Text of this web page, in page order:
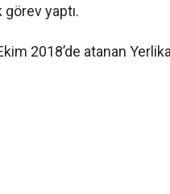
yaptı.
2018’de atanan